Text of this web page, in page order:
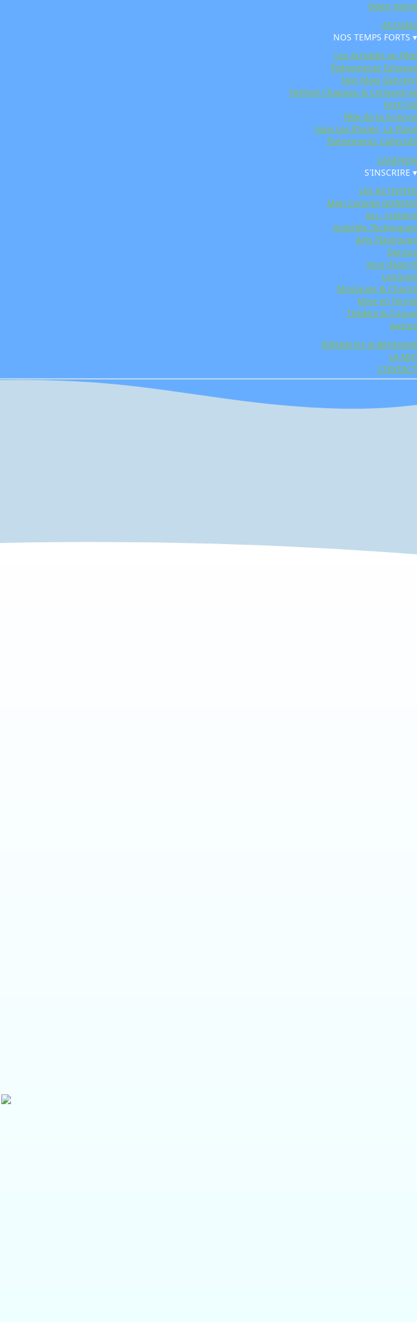
Open menu
ACCUEIL
NOS TEMPS FORTS ▾
Les Activités en Fête
Évènements Estivaux
Non Mais Genre(s)
Festival Chapeau & Compagnie
Festi'Sol
Fête de la Science
Sous Les Étoiles, La Place
Évènements Collectifs
L'AGENDA
S'INSCRIRE ▾
LES ACTIVITÉS
Mon Compte GOASSO
Acc. Scolaire
Activités Techniques
Arts Plastiques
Danses
Jeux d'esprit
Langues
Musiques & Chants
Mise en forme
Théâtre & Cirque
Autres
Billetteries & Bénévolat
LA MJC
CONTACT